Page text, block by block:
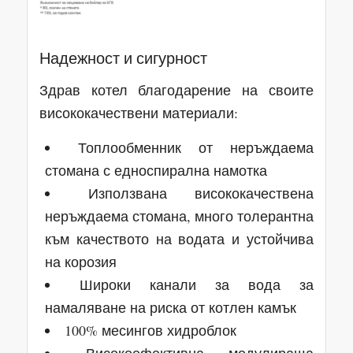
Надежност и сигурност
Здрав котел благодарение на своите
висококачествени материали:
Топлообменник от неръждаема
стомана с едноспирална намотка
Използвана висококачествена
неръждаема стомана, много толерантна
към качеството на водата и устойчива
на корозия
Широки канали за вода за
намаляване на риска от котлен камък
100% месингов хидроблок